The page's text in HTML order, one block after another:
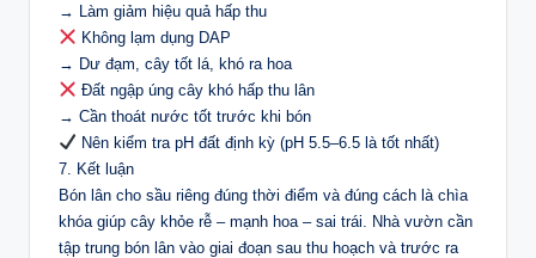
→ Làm giảm hiệu quả hấp thu
Không lạm dụng DAP
→ Dư đạm, cây tốt lá, khó ra hoa
Đất ngập úng cây khó hấp thu lân
→ Cần thoát nước tốt trước khi bón
Nên kiểm tra pH đất định kỳ (pH 5.5–6.5 là tốt nhất)
7. Kết luận
Bón lân cho sầu riêng đúng thời điểm và đúng cách là chìa
khóa giúp cây khỏe rễ – mạnh hoa – sai trái. Nhà vườn cần
tập trung bón lân vào giai đoạn sau thu hoạch và trước ra